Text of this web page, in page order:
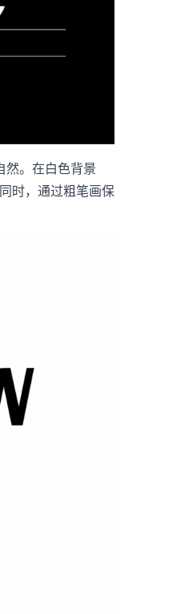
然。在白色背景
时，通过粗笔画保